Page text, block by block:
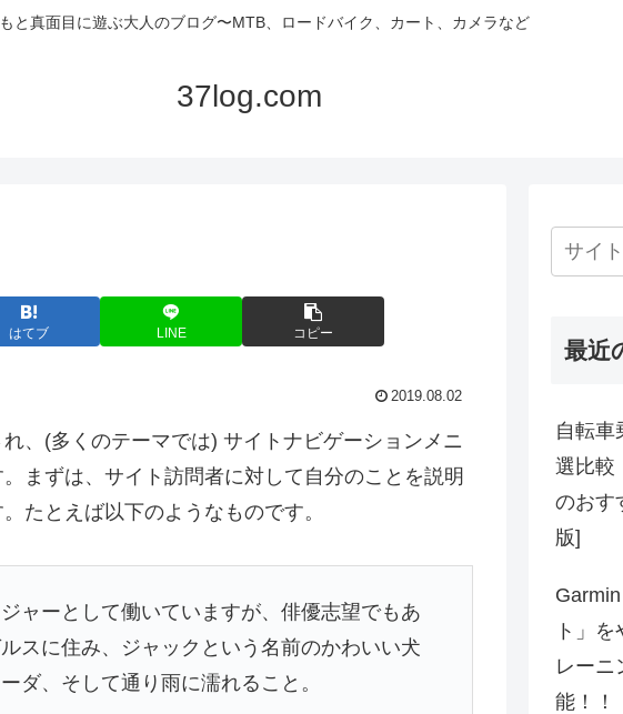
と真面目に遊ぶ大人のブログ〜MTB、ロードバイク、カート、カメラなど
37log.com
はてブ LINE コピー
2019.08.02
、(多くのテーマでは) サイトナビゲーションメニ
まずは、サイト訪問者に対して自分のことを説明
たとえば以下のようなものです。
ャーとして働いていますが、俳優志望でもあ
スに住み、ジャックという名前のかわいい犬
ダ、そして通り雨に濡れること。
最近
自転車
選比較
のおす
版]
ト」
レーニ
能！！